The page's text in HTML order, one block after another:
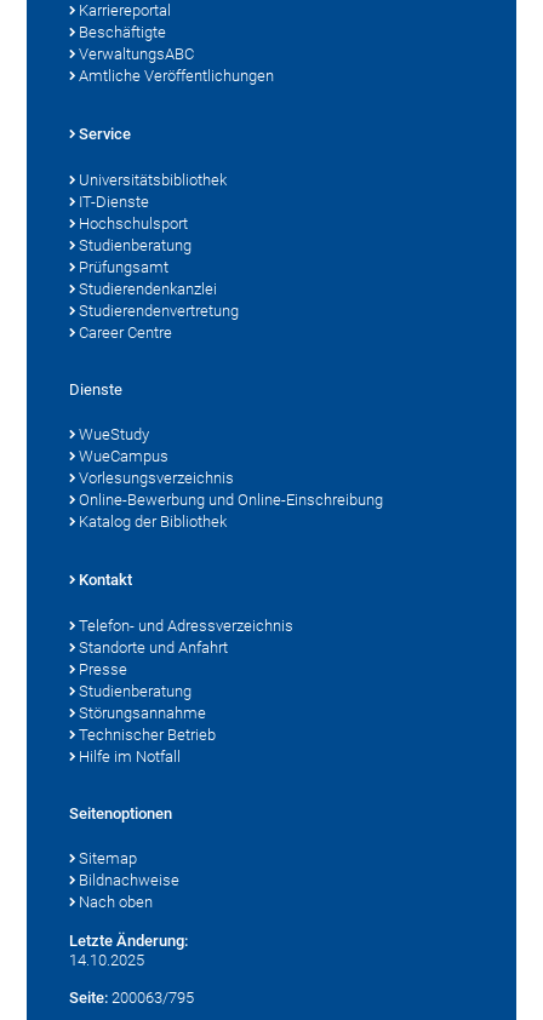
Karriereportal
Beschäftigte
VerwaltungsABC
Amtliche Veröffentlichungen
Service
Universitätsbibliothek
IT-Dienste
Hochschulsport
Studienberatung
Prüfungsamt
Studierendenkanzlei
Studierendenvertretung
Career Centre
Dienste
WueStudy
WueCampus
Vorlesungsverzeichnis
Online-Bewerbung und Online-Einschreibung
Katalog der Bibliothek
Kontakt
Telefon- und Adressverzeichnis
Standorte und Anfahrt
Presse
Studienberatung
Störungsannahme
Technischer Betrieb
Hilfe im Notfall
Seitenoptionen
Sitemap
Bildnachweise
Nach oben
Letzte Änderung:
14.10.2025
Seite: 200063/795